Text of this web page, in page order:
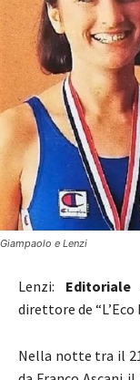
Giampaolo e Lenzi
Lenzi: Editoriale
direttore de
Nella notte tra il